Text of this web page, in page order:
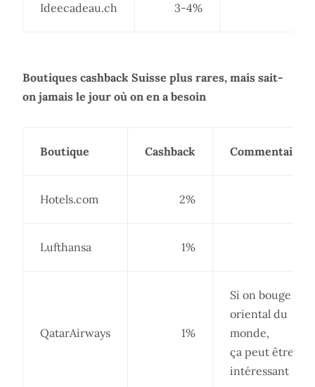
Ideecadeau.ch 3-4%
Boutiques cashback Suisse plus rares, mais sait-
on jamais le jour où on en a besoin
Boutique Cashback Commentaire
Hotels.com 2%
Lufthansa 1%
QatarAirways 1%
Si on bouge
oriental du
monde,
ça peut être
intéressant